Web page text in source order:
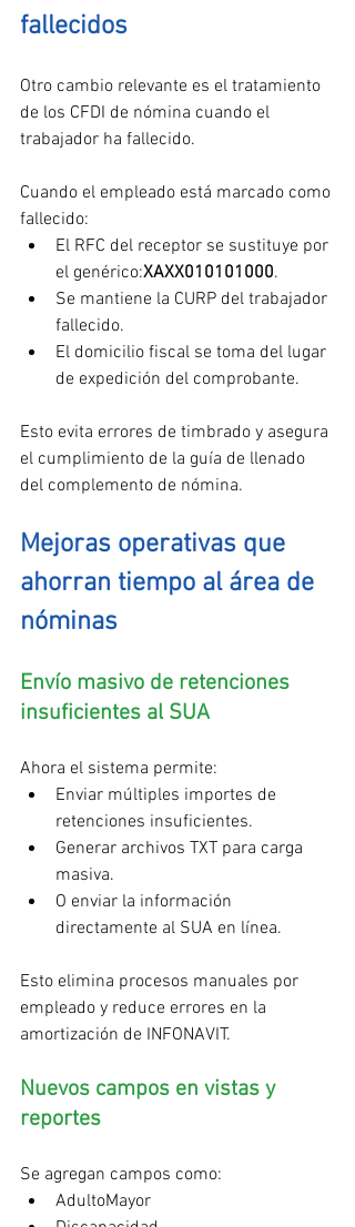
fallecidos
Otro cambio relevante es el tratamiento
de los CFDI de nómina cuando el
trabajador ha fallecido.
Cuando el empleado está marcado como
fallecido:
El RFC del receptor se sustituye por
el genérico:XAXX010101000.
Se mantiene la CURP del trabajador
fallecido.
El domicilio fiscal se toma del lugar
de expedición del comprobante.
Esto evita errores de timbrado y asegura
el cumplimiento de la guía de llenado
del complemento de nómina.
Mejoras operativas que
ahorran tiempo al área de
nóminas
Envío masivo de retenciones
insuficientes al SUA
Ahora el sistema permite:
Enviar múltiples importes de
retenciones insuficientes.
Generar archivos TXT para carga
masiva.
O enviar la información
directamente al SUA en línea.
Esto elimina procesos manuales por
empleado y reduce errores en la
amortización de INFONAVIT.
Nuevos campos en vistas y
reportes
Se agregan campos como:
AdultoMayor